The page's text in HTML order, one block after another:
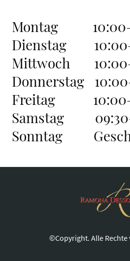
Montag
Dienstag
Mittwoch
Donnerstag
Freitag
Samstag
Sonntag
©Copyright. Alle